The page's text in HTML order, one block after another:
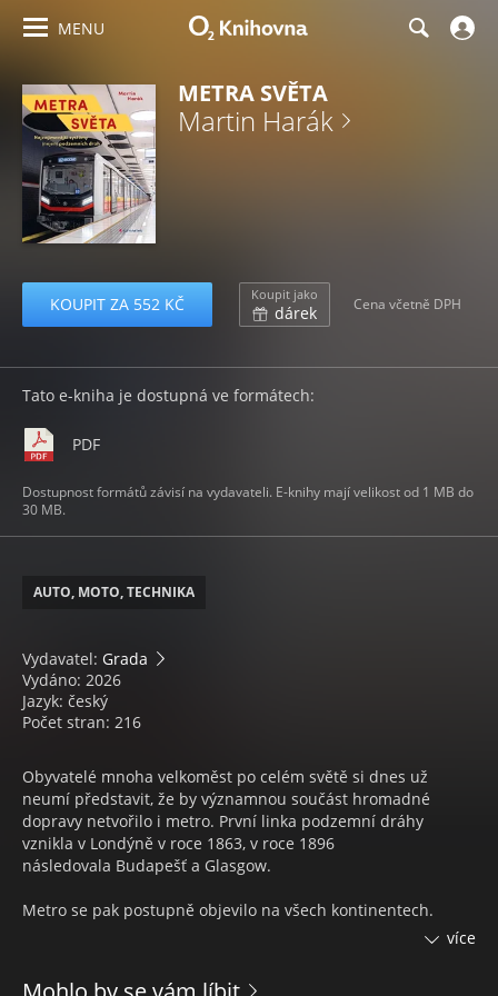
MENU
METRA SVĚTA
Martin Harák
KOUPIT ZA 552 KČ Koupit jako
dárek Cena včetně DPH
Tato e-kniha je dostupná ve formátech:
PDF
Dostupnost formátů závisí na vydavateli. E-knihy mají velikost od 1 MB do
30 MB.
AUTO, MOTO, TECHNIKA
Vydavatel: Grada
Vydáno: 2026
Jazyk: český
Počet stran: 216
Obyvatelé mnoha velkoměst po celém světě si dnes už
neumí představit, že by významnou součást hromadné
dopravy netvořilo i metro. První linka podzemní dráhy
vznikla v Londýně v roce 1863, v roce 1896
následovala Budapešť a Glasgow.
Metro se pak postupně objevilo na všech kontinentech.
Největší boom rozvoje tratí metra dnes zažívá Čína a Indie.více